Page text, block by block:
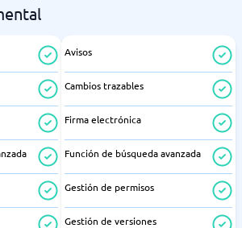
Avisos
Cambios trazables
Firma electrónica
Función de búsqueda avanzada
Gestión de permisos
Gestión de versiones